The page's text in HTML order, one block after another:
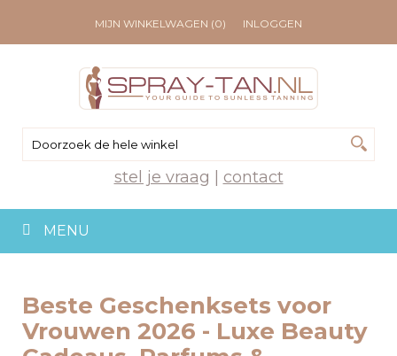
MIJN WINKELWAGEN (0) INLOGGEN
stel je vraag contact
MENU
Beste Geschenksets voor
Vrouwen 2026 - Luxe Beauty